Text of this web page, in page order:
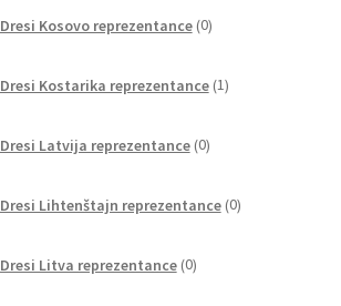
Dresi Kosovo reprezentance 0izdelkov
Dresi Kostarika reprezentance 1izdelek
Dresi Latvija reprezentance 0izdelkov
Dresi Lihtenštajn reprezentance 0izdelkov
Dresi Litva reprezentance 0izdelkov